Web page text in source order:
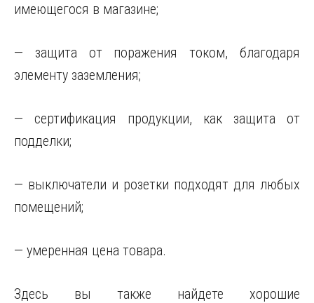
имеющегося в магазине;
— защита от поражения током, благодаря
элементу заземления;
— сертификация продукции, как защита от
подделки;
— выключатели и розетки подходят для любых
помещений;
— умеренная цена товара.
Здесь вы также найдете хорошие